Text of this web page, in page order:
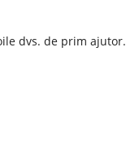
dvs. de prim ajutor.